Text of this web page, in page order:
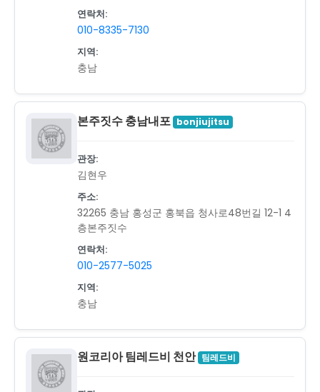
연락처:
010-8335-7130
지역:
충남
본주짓수 충남내포 bonjiujitsu
관장:
김현우
주소:
32265 충남 홍성군 홍북읍 청사로48번길 12-1 4
층본주짓수
연락처:
010-2577-5025
지역:
충남
원코리아 팀레드비 천안 팀레드비